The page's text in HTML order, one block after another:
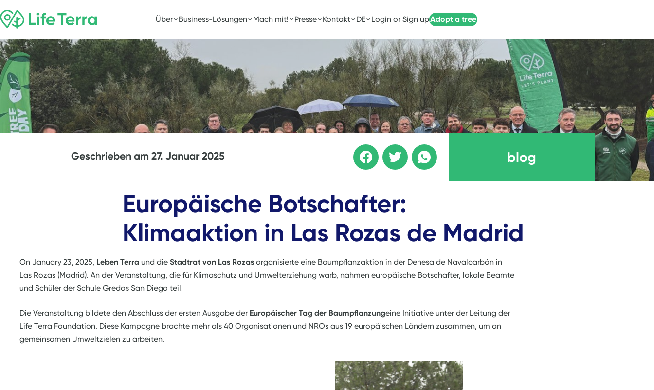
Über Business-Lösungen Mach mit! Presse Kontakt DE Login or Sign upAdopt a tree
Geschrieben am 27. Januar 2025 blog
Europäische Botschafter:
Klimaaktion in Las Rozas de Madrid
On January 23, 2025, Leben Terra und die Stadtrat von Las Rozas organisierte eine Baumpflanzaktion in der Dehesa de Navalcarbón in
Las Rozas (Madrid). An der Veranstaltung, die für Klimaschutz und Umwelterziehung warb, nahmen europäische Botschafter, lokale Beamte
und Schüler der Schule Gredos San Diego teil.
Die Veranstaltung bildete den Abschluss der ersten Ausgabe der Europäischer Tag der Baumpflanzungeine Initiative unter der Leitung der
Life Terra Foundation. Diese Kampagne brachte mehr als 40 Organisationen und NROs aus 19 europäischen Ländern zusammen, um an
gemeinsamen Umweltzielen zu arbeiten.